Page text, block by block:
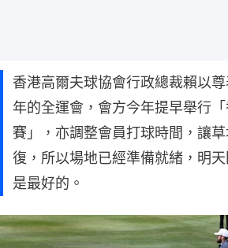
香港高爾夫球協會行政總裁賴以
年的全運會，會方今年提早舉行
賽」，亦調整會員打球時間，讓
復，所以場地已經準備就緒，明
是最好的。